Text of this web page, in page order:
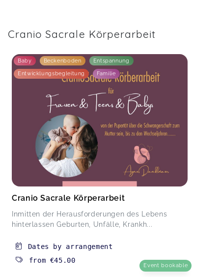
Cranio Sacrale Körperarbeit
Baby Beckenboden Entspannung
Entwicklungsbegleitung Familie
Cranio Sacrale Körperarbeit
Inmitten der Herausforderungen des Lebens
hinterlassen Geburten, Unfälle, Krankh...
Dates by arrangement
from €45.00
Event bookable